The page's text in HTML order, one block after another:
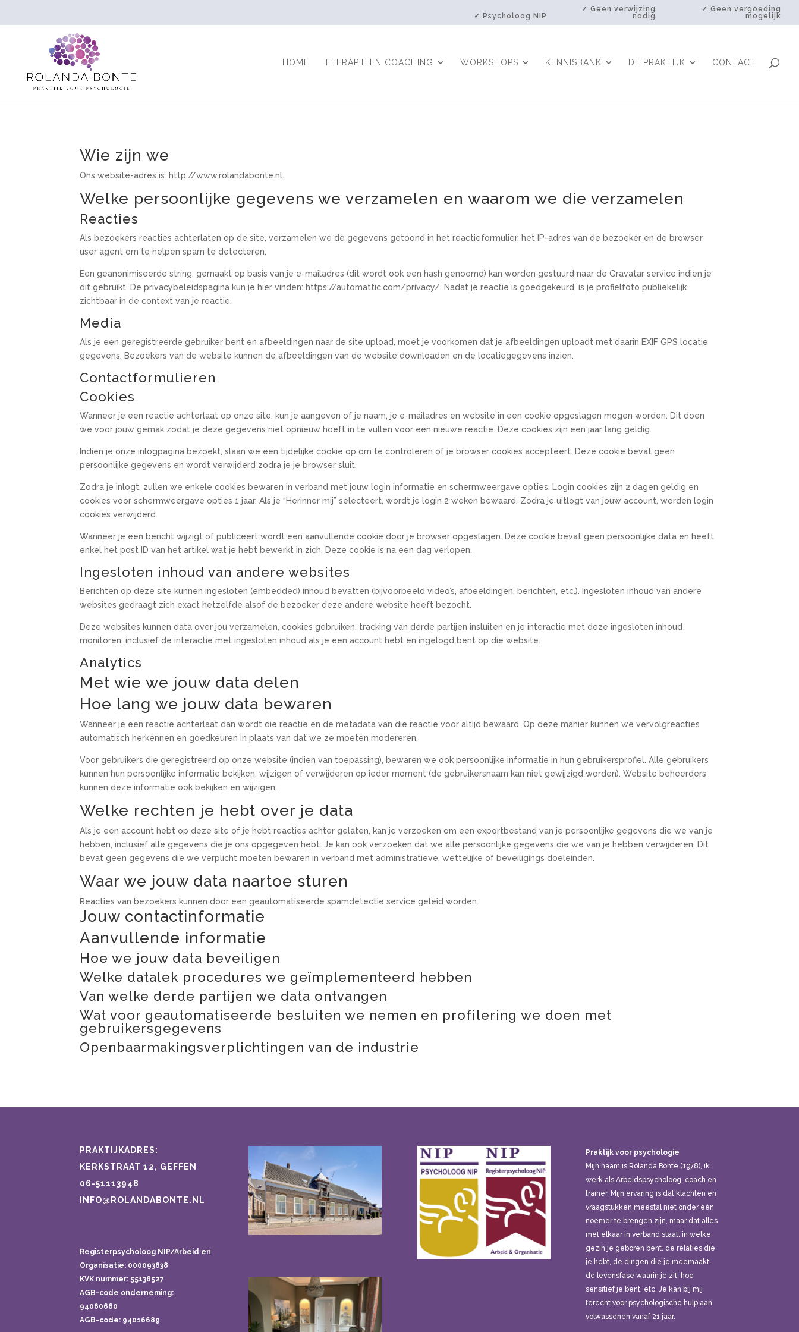
✓ Psycholoog NIP
✓ Geen verwijzing
nodig
✓ Geen vergoeding
mogelijk
HOME THERAPIE EN COACHING WORKSHOPS KENNISBANK DE PRAKTIJK CONTACT
Wie zijn we
Ons website-adres is: http://www.rolandabonte.nl.
Welke persoonlijke gegevens we verzamelen en waarom we die verzamelen
Reacties
Als bezoekers reacties achterlaten op de site, verzamelen we de gegevens getoond in het reactieformulier, het IP-adres van de bezoeker en de browser
user agent om te helpen spam te detecteren.
Een geanonimiseerde string, gemaakt op basis van je e-mailadres (dit wordt ook een hash genoemd) kan worden gestuurd naar de Gravatar service indien je
dit gebruikt. De privacybeleidspagina kun je hier vinden: https://automattic.com/privacy/. Nadat je reactie is goedgekeurd, is je profielfoto publiekelijk
zichtbaar in de context van je reactie.
Media
Als je een geregistreerde gebruiker bent en afbeeldingen naar de site upload, moet je voorkomen dat je afbeeldingen uploadt met daarin EXIF GPS locatie
gegevens. Bezoekers van de website kunnen de afbeeldingen van de website downloaden en de locatiegegevens inzien.
Contactformulieren
Cookies
Wanneer je een reactie achterlaat op onze site, kun je aangeven of je naam, je e-mailadres en website in een cookie opgeslagen mogen worden. Dit doen
we voor jouw gemak zodat je deze gegevens niet opnieuw hoeft in te vullen voor een nieuwe reactie. Deze cookies zijn een jaar lang geldig.
Indien je onze inlogpagina bezoekt, slaan we een tijdelijke cookie op om te controleren of je browser cookies accepteert. Deze cookie bevat geen
persoonlijke gegevens en wordt verwijderd zodra je je browser sluit.
Zodra je inlogt, zullen we enkele cookies bewaren in verband met jouw login informatie en schermweergave opties. Login cookies zijn 2 dagen geldig en
cookies voor schermweergave opties 1 jaar. Als je “Herinner mij” selecteert, wordt je login 2 weken bewaard. Zodra je uitlogt van jouw account, worden login
cookies verwijderd.
Wanneer je een bericht wijzigt of publiceert wordt een aanvullende cookie door je browser opgeslagen. Deze cookie bevat geen persoonlijke data en heeft
enkel het post ID van het artikel wat je hebt bewerkt in zich. Deze cookie is na een dag verlopen.
Ingesloten inhoud van andere websites
Berichten op deze site kunnen ingesloten (embedded) inhoud bevatten (bijvoorbeeld video’s, afbeeldingen, berichten, etc.). Ingesloten inhoud van andere
websites gedraagt zich exact hetzelfde alsof de bezoeker deze andere website heeft bezocht.
Deze websites kunnen data over jou verzamelen, cookies gebruiken, tracking van derde partijen insluiten en je interactie met deze ingesloten inhoud
monitoren, inclusief de interactie met ingesloten inhoud als je een account hebt en ingelogd bent op die website.
Analytics
Met wie we jouw data delen
Hoe lang we jouw data bewaren
Wanneer je een reactie achterlaat dan wordt die reactie en de metadata van die reactie voor altijd bewaard. Op deze manier kunnen we vervolgreacties
automatisch herkennen en goedkeuren in plaats van dat we ze moeten modereren.
Voor gebruikers die geregistreerd op onze website (indien van toepassing), bewaren we ook persoonlijke informatie in hun gebruikersprofiel. Alle gebruikers
kunnen hun persoonlijke informatie bekijken, wijzigen of verwijderen op ieder moment (de gebruikersnaam kan niet gewijzigd worden). Website beheerders
kunnen deze informatie ook bekijken en wijzigen.
Welke rechten je hebt over je data
Als je een account hebt op deze site of je hebt reacties achter gelaten, kan je verzoeken om een exportbestand van je persoonlijke gegevens die we van je
hebben, inclusief alle gegevens die je ons opgegeven hebt. Je kan ook verzoeken dat we alle persoonlijke gegevens die we van je hebben verwijderen. Dit
bevat geen gegevens die we verplicht moeten bewaren in verband met administratieve, wettelijke of beveiligings doeleinden.
Waar we jouw data naartoe sturen
Reacties van bezoekers kunnen door een geautomatiseerde spamdetectie service geleid worden.
Jouw contactinformatie
Aanvullende informatie
Hoe we jouw data beveiligen
Welke datalek procedures we geïmplementeerd hebben
Van welke derde partijen we data ontvangen
Wat voor geautomatiseerde besluiten we nemen en profilering we doen met
gebruikersgegevens
Openbaarmakingsverplichtingen van de industrie
PRAKTIJKADRES:
KERKSTRAAT 12, GEFFEN
06-51113948
INFO@ROLANDABONTE.NL
Registerpsycholoog NIP/Arbeid en
Organisatie: 000093838
KVK nummer: 55138527
AGB-code onderneming:
94060660
AGB-code: 94016689
Praktijk voor psychologie
Mijn naam is Rolanda Bonte (1978), ik
werk als Arbeidspsycholoog, coach en
trainer. Mijn ervaring is dat klachten en
vraagstukken meestal niet onder één
noemer te brengen zijn, maar dat alles
met elkaar in verband staat: in welke
gezin je geboren bent, de relaties die
je hebt, de dingen die je meemaakt,
de levensfase waarin je zit, hoe
sensitief je bent, etc. Je kan bij mij
terecht voor psychologische hulp aan
volwassenen vanaf 21 jaar.